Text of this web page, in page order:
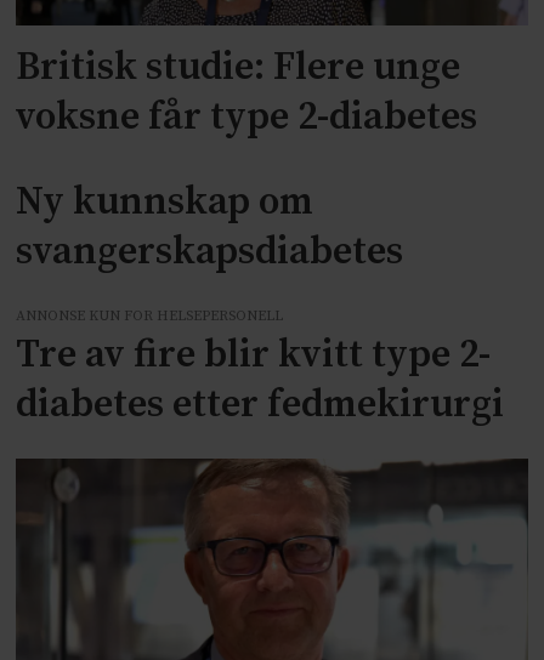
Britisk studie: Flere unge
voksne får type 2-diabetes
Ny kunnskap om
svangerskapsdiabetes
ANNONSE KUN FOR HELSEPERSONELL
Tre av fire blir kvitt type 2-
diabetes etter fedmekirurgi